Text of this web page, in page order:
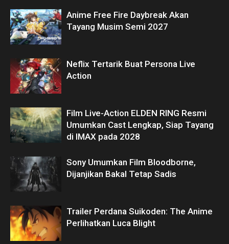
Anime Free Fire Daybreak Akan
Tayang Musim Semi 2027
Neflix Tertarik Buat Persona Live
Action
Film Live-Action ELDEN RING Resmi
Umumkan Cast Lengkap, Siap Tayang
di IMAX pada 2028
Sony Umumkan Film Bloodborne,
Dijanjikan Bakal Tetap Sadis
Trailer Perdana Suikoden: The Anime
Perlihatkan Luca Blight